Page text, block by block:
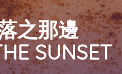
之那邊
SUNSET